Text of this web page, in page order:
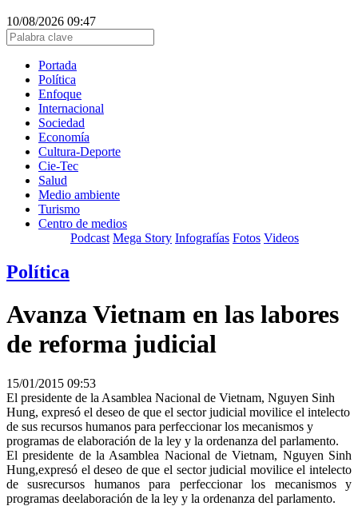
10/08/2026 09:47
Portada
Política
Enfoque
Internacional
Sociedad
Economía
Cultura-Deporte
Cie-Tec
Salud
Medio ambiente
Turismo
Centro de medios
Podcast Mega Story Infografías Fotos Videos
Política
Avanza Vietnam en las labores
de reforma judicial
15/01/2015 09:53
El presidente de la Asamblea Nacional de Vietnam, Nguyen Sinh
Hung, expresó el deseo de que el sector judicial movilice el intelecto
de sus recursos humanos para perfeccionar los mecanismos y
programas de elaboración de la ley y la ordenanza del parlamento.
El presidente de la Asamblea Nacional de Vietnam, Nguyen Sinh
Hung,expresó el deseo de que el sector judicial movilice el intelecto
de susrecursos humanos para perfeccionar los mecanismos y
programas deelaboración de la ley y la ordenanza del parlamento.